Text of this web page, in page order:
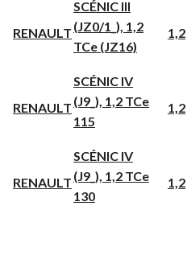
RENAULT
SCÉNIC III
(JZ0/1_), 1,2
TCe (JZ16)
1,2
RENAULT
SCÉNIC IV
(J9_), 1,2 TCe
115
1,2
RENAULT
SCÉNIC IV
(J9_), 1,2 TCe
130
1,2